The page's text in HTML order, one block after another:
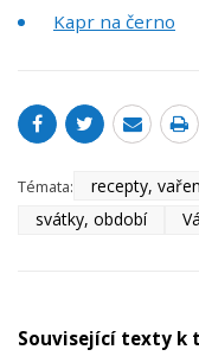
Kapr na černo
Témata: recepty,
svátky, období
Související texty k